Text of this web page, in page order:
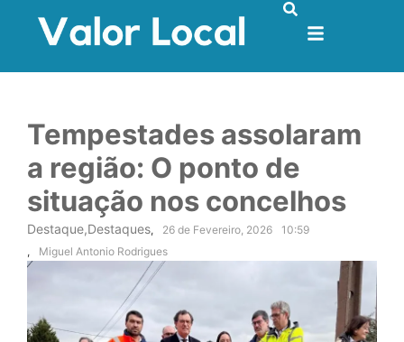
Tempestades assolaram
a região: O ponto de
situação nos concelhos
Destaque,Destaques, 26 de Fevereiro, 2026
10:59
,
Miguel Antonio Rodrigues